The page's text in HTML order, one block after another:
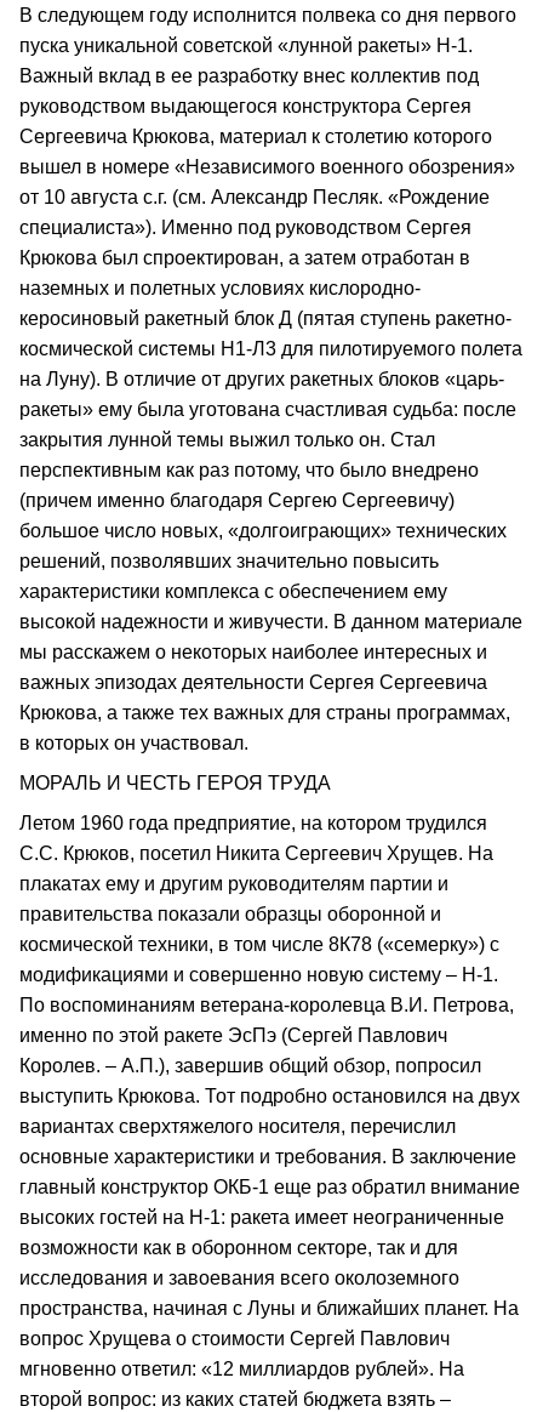
В следующем году исполнится полвека со дня первого
пуска уникальной советской «лунной ракеты» Н-1.
Важный вклад в ее разработку внес коллектив под
руководством выдающегося конструктора Сергея
Сергеевича Крюкова, материал к столетию которого
вышел в номере «Независимого военного обозрения»
от 10 августа с.г. (см. Александр Песляк. «Рождение
специалиста»). Именно под руководством Сергея
Крюкова был спроектирован, а затем отработан в
наземных и полетных условиях кислородно-
керосиновый ракетный блок Д (пятая ступень ракетно-
космической системы Н1-Л3 для пилотируемого полета
на Луну). В отличие от других ракетных блоков «царь-
ракеты» ему была уготована счастливая судьба: после
закрытия лунной темы выжил только он. Стал
перспективным как раз потому, что было внедрено
(причем именно благодаря Сергею Сергеевичу)
большое число новых, «долгоиграющих» технических
решений, позволявших значительно повысить
характеристики комплекса с обеспечением ему
высокой надежности и живучести. В данном материале
мы расскажем о некоторых наиболее интересных и
важных эпизодах деятельности Сергея Сергеевича
Крюкова, а также тех важных для страны программах,
в которых он участвовал.
МОРАЛЬ И ЧЕСТЬ ГЕРОЯ ТРУДА
Летом 1960 года предприятие, на котором трудился
С.С. Крюков, посетил Никита Сергеевич Хрущев. На
плакатах ему и другим руководителям партии и
правительства показали образцы оборонной и
космической техники, в том числе 8К78 («семерку») с
модификациями и совершенно новую систему – Н-1.
По воспоминаниям ветерана-королевца В.И. Петрова,
именно по этой ракете ЭсПэ (Сергей Павлович
Королев. – А.П.), завершив общий обзор, попросил
выступить Крюкова. Тот подробно остановился на двух
вариантах сверхтяжелого носителя, перечислил
основные характеристики и требования. В заключение
главный конструктор ОКБ-1 еще раз обратил внимание
высоких гостей на Н-1: ракета имеет неограниченные
возможности как в оборонном секторе, так и для
исследования и завоевания всего околоземного
пространства, начиная с Луны и ближайших планет. На
вопрос Хрущева о стоимости Сергей Павлович
мгновенно ответил: «12 миллиардов рублей». На
второй вопрос: из каких статей бюджета взять –